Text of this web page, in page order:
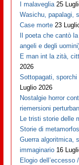
I malaveglia 25
Wasichu, papalagi,
Case morte 23
Il poeta che cantò
angeli e degli
E man int la zità,
2026
Sottopagati,
Luglio 2026
Nostalgie horror
riemersioni
Le tristi storie delle
Storie di
Guerra algoritmica,
immaginario 16
Elogio dell’eccesso